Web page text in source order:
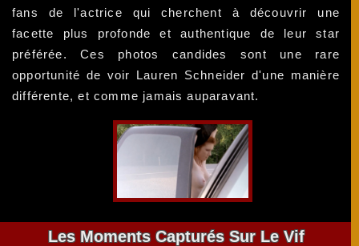
fans de l'actrice qui cherchent à découvrir une
facette plus profonde et authentique de leur star
préférée. Ces photos candides sont une rare
opportunité de voir Lauren Schneider d'une manière
différente, et comme jamais auparavant.
Les Moments Capturés Sur Le Vif